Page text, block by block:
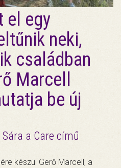
el egy
neki,
családban
Marcell
be új
a Care című
készül Gerő Marcell, a